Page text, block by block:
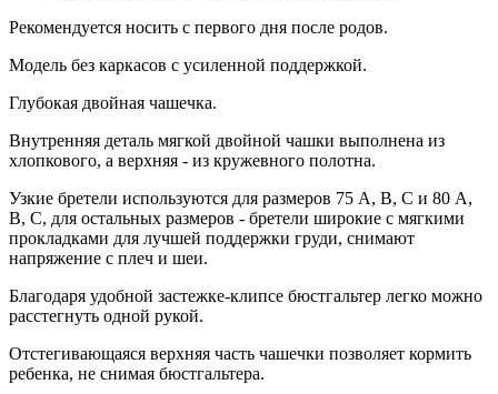
Рекомендуется носить с первого дня после родов.
Модель без каркасов c усиленной поддержкой.
Глубокая двойная чашечка.
Внутренняя деталь мягкой двойной чашки выполнена из
хлопкового, а верхняя - из кружевного полотна.
Узкие бретели используются для размеров 75 А, В, С и 80 А,
В, С, для остальных размеров - бретели широкие с мягкими
прокладками для лучшей поддержки груди, снимают
напряжение с плеч и шеи.
Благодаря удобной застежке-клипсе бюстгальтер легко можно
расстегнуть одной рукой.
Отстегивающаяся верхняя часть чашечки позволяет кормить
ребенка, не снимая бюстгальтера.